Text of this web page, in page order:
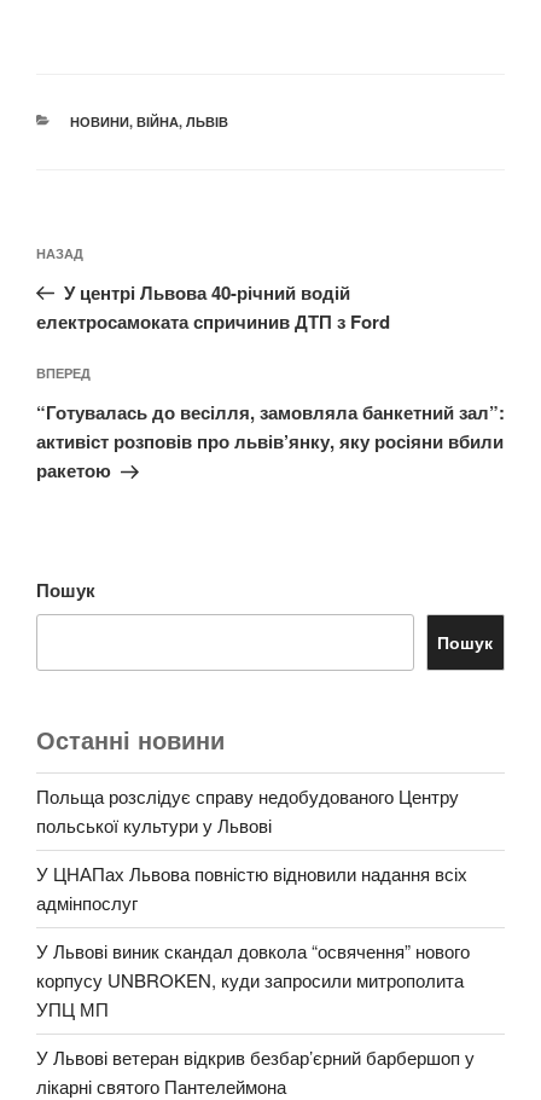
КАТЕГОРІЇ
НОВИНИ, ВІЙНА, ЛЬВІВ
записів
Попередній
запис:
НАЗАД
У центрі Львова 40-річний водій
електросамоката спричинив ДТП з Ford
Наступний
запис
ВПЕРЕД
“Готувалась до весілля, замовляла банкетний зал”:
активіст розповів про львів’янку, яку росіяни вбили
ракетою
Пошук
Пошук
Останні новини
Польща розслідує справу недобудованого Центру
польської культури у Львові
У ЦНАПах Львова повністю відновили надання всіх
адмінпослуг
У Львові виник скандал довкола “освячення” нового
корпусу UNBROKEN, куди запросили митрополита
УПЦ МП
У Львові ветеран відкрив безбар’єрний барбершоп у
лікарні святого Пантелеймона